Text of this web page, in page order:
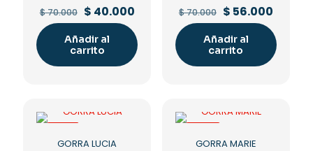
$70.000 Original
price
was:
$ 70.000.
$ 40.000Current
is:
$ 40.000.
Añadir al
carrito
$70.000 Original
price
was:
$ 70.000.
$ 56.000
is:
$
Añadir al
carrito
GORRA LUCIA GORRA MARIE